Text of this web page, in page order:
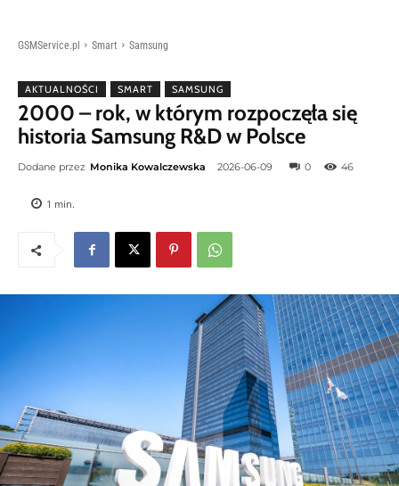
GSMService.pl Smart Samsung
AKTUALNOŚCI SMART SAMSUNG
2000 – rok, w którym rozpoczęła się
historia Samsung R&D w Polsce
Dodane przez Monika Kowalczewska 2026-06-09 0 46
1 min.